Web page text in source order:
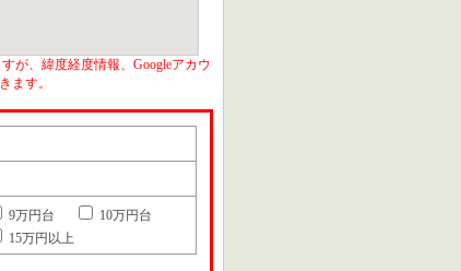
が、緯度経度情報、Googleアカウ
ます。
9万円台
10万円台
15万円以上